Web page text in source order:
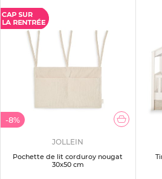
-8%
JOLLEIN
Pochette de lit corduroy nougat
30x50 cm